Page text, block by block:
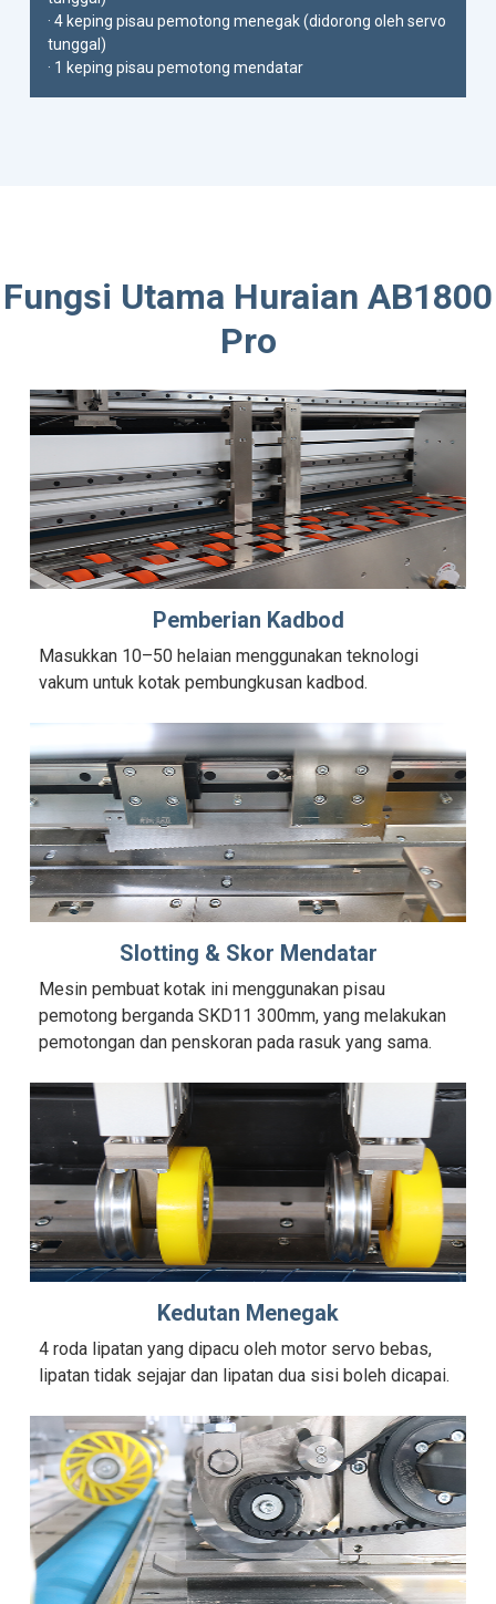
· 4 keping pisau pemotong menegak (didorong oleh servo
tunggal)
· 1 keping pisau pemotong mendatar
Fungsi Utama Huraian AB1800
Pro
Pemberian Kadbod
Masukkan 10–50 helaian menggunakan teknologi
vakum untuk kotak pembungkusan kadbod.
Slotting & Skor Mendatar
Mesin pembuat kotak ini menggunakan pisau
pemotong berganda SKD11 300mm, yang melakukan
pemotongan dan penskoran pada rasuk yang sama.
Kedutan Menegak
4 roda lipatan yang dipacu oleh motor servo bebas,
lipatan tidak sejajar dan lipatan dua sisi boleh dicapai.